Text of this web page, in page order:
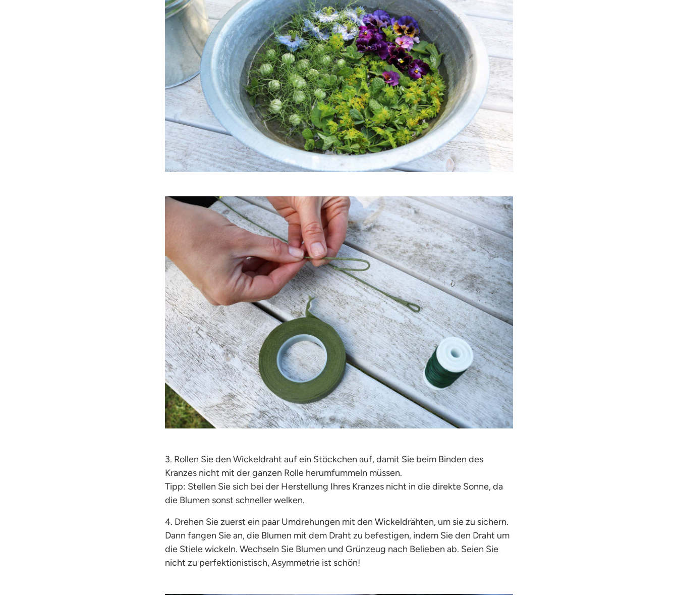
3. Rollen Sie den Wickeldraht auf ein Stöckchen auf, damit Sie beim Binden des
Kranzes nicht mit der ganzen Rolle herumfummeln müssen.
Tipp: Stellen Sie sich bei der Herstellung Ihres Kranzes nicht in die direkte Sonne, da
die Blumen sonst schneller welken.
4. Drehen Sie zuerst ein paar Umdrehungen mit den Wickeldrähten, um sie zu sichern.
Dann fangen Sie an, die Blumen mit dem Draht zu befestigen, indem Sie den Draht um
die Stiele wickeln. Wechseln Sie Blumen und Grünzeug nach Belieben ab. Seien Sie
nicht zu perfektionistisch, Asymmetrie ist schön!